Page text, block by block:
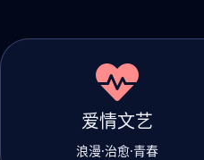
爱情文艺
浪漫·治愈·青春